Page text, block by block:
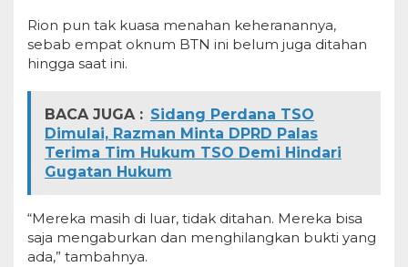
Rion pun tak kuasa menahan keheranannya,
sebab empat oknum BTN ini belum juga ditahan
hingga saat ini.
BACA JUGA : Sidang Perdana TSO
Dimulai, Razman Minta DPRD Palas
Terima Tim Hukum TSO Demi Hindari
Gugatan Hukum
“Mereka masih di luar, tidak ditahan. Mereka bisa
saja mengaburkan dan menghilangkan bukti yang
ada,” tambahnya.